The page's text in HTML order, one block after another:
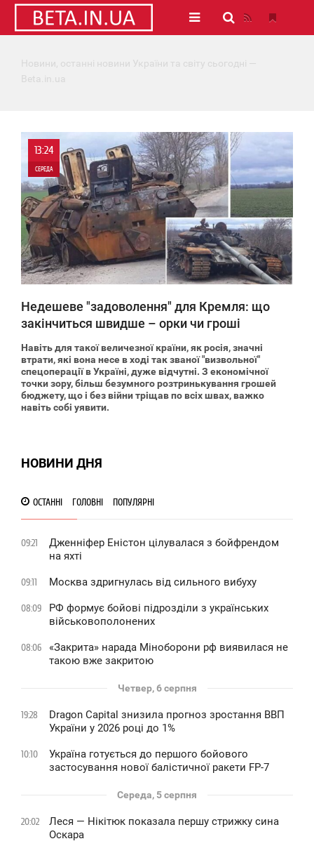
Новини, останні новини України та світу сьогодні —
Beta.in.ua
13:24
СЕРЕДА
0
6 538
Недешеве "задоволення" для Кремля: що
закінчиться швидше – орки чи гроші
Навіть для такої величезної країни, як росія, значні
втрати, які вона несе в ході так званої "визвольної"
спецоперації в Україні, дуже відчутні. З економічної
точки зору, більш безумного розтринькування грошей
бюджету, що і без війни тріщав по всіх швах, важко
навіть собі уявити.
НОВИНИ ДНЯ
ОСТАННІ ГОЛОВНІ ПОПУЛЯРНІ
09:21
Дженніфер Еністон цілувалася з бойфрендом
на яхті
09:11 Москва здригнулась від сильного вибуху
08:09
РФ формує бойові підрозділи з українських
військовополонених
08:06
«Закрита» нарада Міноборони рф виявилася не
такою вже закритою
Четвер, 6 серпня
19:28
Dragon Capital знизила прогноз зростання ВВП
України у 2026 році до 1%
10:10
Україна готується до першого бойового
застосування нової балістичної ракети FP-7
Середа, 5 серпня
20:02
Леся — Нікітюк показала першу стрижку сина
Оскара